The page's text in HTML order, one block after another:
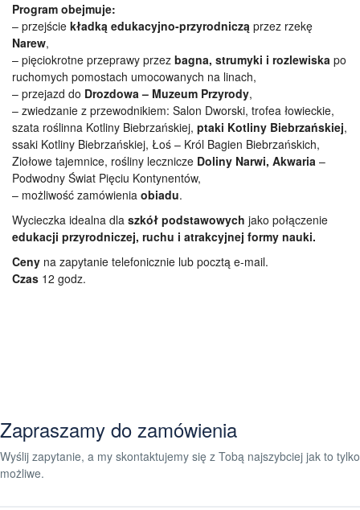
Program obejmuje:
– przejście kładką edukacyjno-przyrodniczą przez rzekę
Narew,
– pięciokrotne przeprawy przez bagna, strumyki i rozlewiska po
ruchomych pomostach umocowanych na linach,
– przejazd do Drozdowa – Muzeum Przyrody,
– zwiedzanie z przewodnikiem: Salon Dworski, trofea łowieckie,
szata roślinna Kotliny Biebrzańskiej, ptaki Kotliny Biebrzańskiej,
ssaki Kotliny Biebrzańskiej, Łoś – Król Bagien Biebrzańskich,
Ziołowe tajemnice, rośliny lecznicze Doliny Narwi, Akwaria –
Podwodny Świat Pięciu Kontynentów,
– możliwość zamówienia obiadu.
Wycieczka idealna dla szkół podstawowych jako połączenie
edukacji przyrodniczej, ruchu i atrakcyjnej formy nauki.
Ceny na zapytanie telefonicznie lub pocztą e-mail.
Czas 12 godz.
Zapraszamy do zamówienia
Wyślij zapytanie, a my skontaktujemy się z Tobą najszybciej jak to tylko
możliwe.